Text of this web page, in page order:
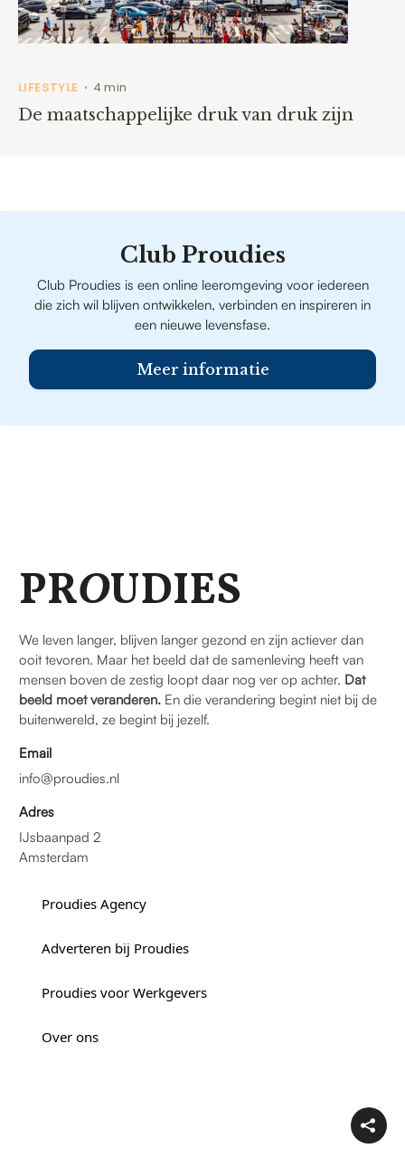
LIFESTYLE • 4 min
De maatschappelijke druk van druk zijn
Club Proudies
Club Proudies is een online leeromgeving voor iedereen
die zich wil blijven ontwikkelen, verbinden en inspireren in
een nieuwe levensfase.
Meer informatie
PROUDIES
We leven langer, blijven langer gezond en zijn actiever dan
ooit tevoren. Maar het beeld dat de samenleving heeft van
mensen boven de zestig loopt daar nog ver op achter. Dat
beeld moet veranderen. En die verandering begint niet bij de
buitenwereld, ze begint bij jezelf.
Email
info@proudies.nl
Adres
IJsbaanpad 2
Amsterdam
Proudies Agency
Adverteren bij Proudies
Proudies voor Werkgevers
Over ons